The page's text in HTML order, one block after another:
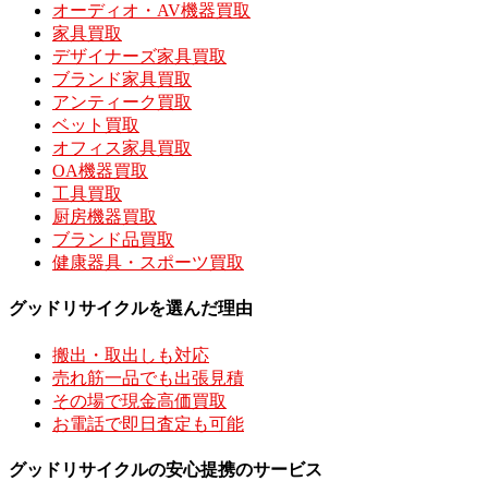
オーディオ・AV機器買取
家具買取
デザイナーズ家具買取
ブランド家具買取
アンティーク買取
ベット買取
オフィス家具買取
OA機器買取
工具買取
厨房機器買取
ブランド品買取
健康器具・スポーツ買取
グッドリサイクルを選んだ理由
搬出・取出しも対応
売れ筋一品でも出張見積
その場で現金高価買取
お電話で即日査定も可能
グッドリサイクルの安心提携のサービス